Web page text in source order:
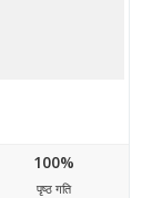
100%
पृष्ठ गति